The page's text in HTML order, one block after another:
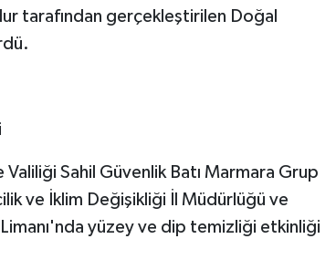
tarafından gerçekleştirilen Doğal
Sahil Güvenlik Batı Marmara Grup
ve İklim Değişikliği İl Müdürlüğü ve
yüzey ve dip temizliği etkinliği